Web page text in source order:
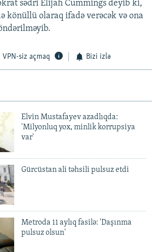
sədri Elijah Cummings deyib ki,
könüllü olaraq ifadə verəcək və ona
VPN-siz açmaq Bizi izlə
Elvin Mustafayev azadlıqda:
'Milyonluq yox, minlik korrupsiya
var'
Gürcüstan ali təhsili pulsuz etdi
Metroda 11 aylıq fasilə: 'Daşınma
pulsuz olsun'